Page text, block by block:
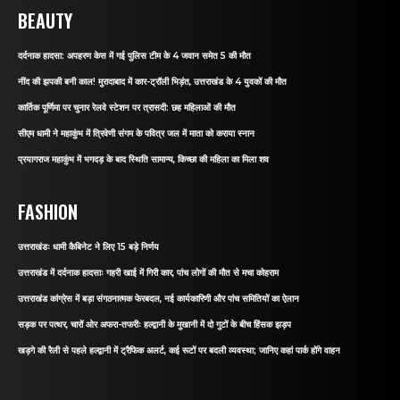
BEAUTY
दर्दनाक हादसा: अपहरण केस में गई पुलिस टीम के 4 जवान समेत 5 की मौत
नींद की झपकी बनी काल! मुरादाबाद में कार-ट्रॉली भिड़ंत, उत्तराखंड के 4 युवकों की मौत
कार्तिक पूर्णिमा पर चुनार रेलवे स्टेशन पर त्रासदी: छह महिलाओं की मौत
सीएम धामी ने महाकुंभ में त्रिवेणी संगम के पवित्र जल में माता को कराया स्नान
प्रयागराज महाकुंभ में भगदड़ के बाद स्थिति सामान्य, किच्छा की महिला का मिला शव
FASHION
उत्तराखंडः धामी कैबिनेट ने लिए 15 बड़े निर्णय
उत्तराखंड में दर्दनाक हादसाः गहरी खाई में गिरी कार, पांच लोगों की मौत से मचा कोहराम
उत्तराखंड कांग्रेस में बड़ा संगठनात्मक फेरबदल, नई कार्यकारिणी और पांच समितियों का ऐलान
सड़क पर पत्थर, चारों ओर अफरा-तफरीः हल्द्वानी के मुखानी में दो गुटों के बीच हिंसक झड़प
खड़गे की रैली से पहले हल्द्वानी में ट्रैफिक अलर्ट, कई रूटों पर बदली व्यवस्था; जानिए कहां पार्क होंगे वाहन